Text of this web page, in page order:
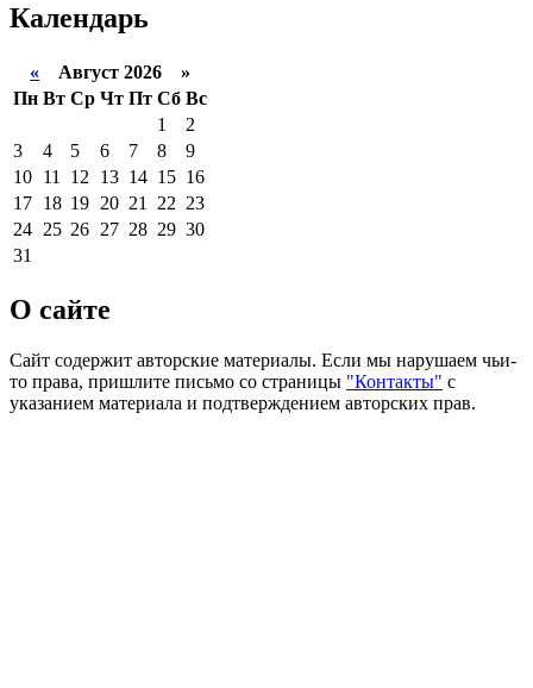
Календарь
« Август 2026 »
Пн Вт Ср Чт Пт Сб Вс
1
2
3
4 5 6 7 8
9
10 11 12 13 14 15 16
17 18 19 20 21 22 23
24 25 26 27 28 29 30
31
О сайте
Сайт содержит авторские материалы. Если мы нарушаем чьи-
то права, пришлите письмо со страницы "Контакты" с
указанием материала и подтверждением авторских прав.